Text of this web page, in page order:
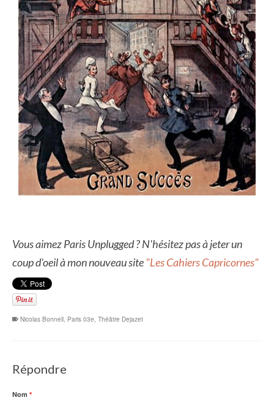
Vous aimez Paris Unplugged ? N'hésitez pas à jeter un
coup d'oeil à mon nouveau site "Les Cahiers Capricornes"
Nicolas Bonnell, Paris 03e, Théâtre Dejazet
Répondre
Nom *